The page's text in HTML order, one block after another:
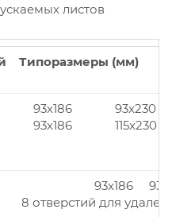
листов
Типоразмеры (мм)
93x186
93x186
93x230
115x230
93x186
8 отверстий для